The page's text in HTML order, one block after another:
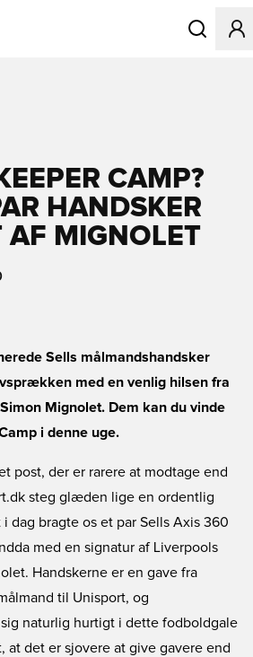
Åbner en
CAMP?
HANDSKER
AF MIGNOLET
Sells målmandshandsker
med en venlig hilsen fra
Mignolet. Dem kan du vinde
i denne uge.
post, der er rarere at modtage end
steg glæden lige en ordentlig
dag bragte os et par Sells Axis 360
med en signatur af Liverpools
Handskerne er en gave fra
til Unisport, og
naturlig hurtigt i dette fodboldgale
at det er sjovere at give gavere end